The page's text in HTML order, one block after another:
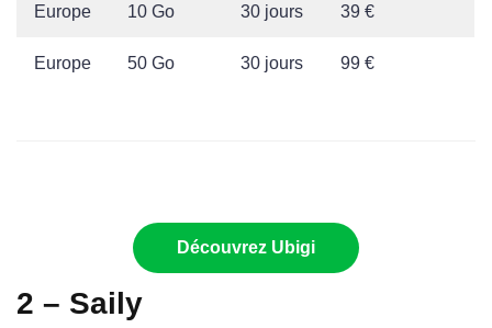
Europe 10 Go 30 jours 39 €
Europe 50 Go 30 jours 99 €
Découvrez Ubigi
2 – Saily